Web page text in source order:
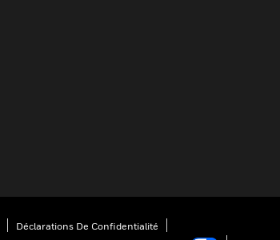
Déclarations De Confidentialité